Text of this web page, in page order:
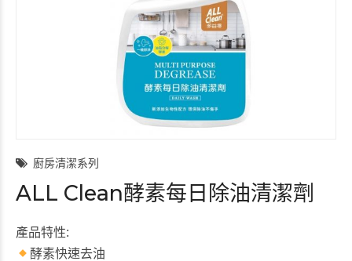
廚房清潔系列
ALL Clean酵素每日除油清潔劑
產品特性:
酵素快速去油